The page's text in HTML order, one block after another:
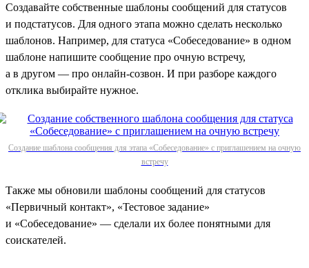
Создавайте собственные шаблоны сообщений для статусов
и подстатусов. Для одного этапа можно сделать несколько
шаблонов. Например, для статуса «Собеседование» в одном
шаблоне напишите сообщение про очную встречу,
а в другом — про онлайн-созвон. И при разборе каждого
отклика выбирайте нужное.
Создание шаблона сообщения для этапа «Собеседование» с приглашением на очную
встречу
Также мы обновили шаблоны сообщений для статусов
«Первичный контакт», «Тестовое задание»
и «Собеседование» — сделали их более понятными для
соискателей.